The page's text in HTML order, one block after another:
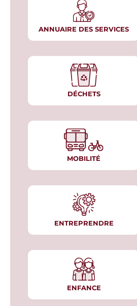
ANNUAIRE DES SERVICES
DÉCHETS
MOBILITÉ
ENTREPRENDRE
ENFANCE